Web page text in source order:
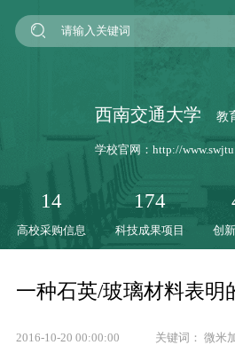
西南交通大学 教
学校官网： http://
14
高校采购信息
174
科技成果项目 创
一种石英/玻璃材料表明
2016-10-20 00:00:00 关键词： 微米